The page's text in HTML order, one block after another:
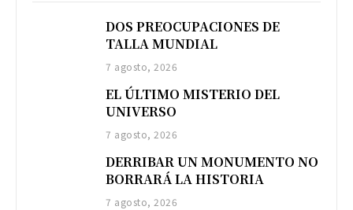
DOS PREOCUPACIONES DE
TALLA MUNDIAL
7 agosto, 2026
EL ÚLTIMO MISTERIO DEL
UNIVERSO
7 agosto, 2026
DERRIBAR UN MONUMENTO NO
BORRARÁ LA HISTORIA
7 agosto, 2026